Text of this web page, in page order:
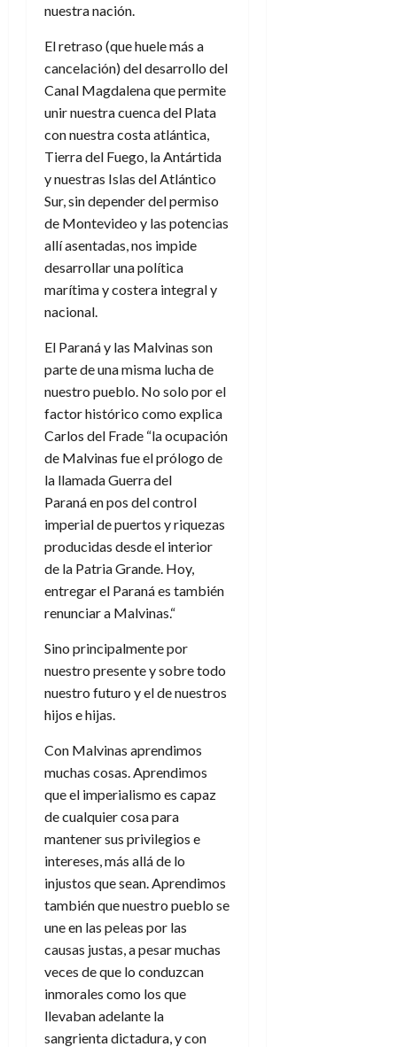
nuestra nación.
El retraso (que huele más a
cancelación) del desarrollo del
Canal Magdalena que permite
unir nuestra cuenca del Plata
con nuestra costa atlántica,
Tierra del Fuego, la Antártida
y nuestras Islas del Atlántico
Sur, sin depender del permiso
de Montevideo y las potencias
allí asentadas, nos impide
desarrollar una política
marítima y costera integral y
nacional.
El Paraná y las Malvinas son
parte de una misma lucha de
nuestro pueblo. No solo por el
factor histórico como explica
Carlos del Frade “la ocupación
de Malvinas fue el prólogo de
la llamada Guerra del
Paraná en pos del control
imperial de puertos y riquezas
producidas desde el interior
de la Patria Grande. Hoy,
entregar el Paraná es también
renunciar a Malvinas.“
Sino principalmente por
nuestro presente y sobre todo
nuestro futuro y el de nuestros
hijos e hijas.
Con Malvinas aprendimos
muchas cosas. Aprendimos
que el imperialismo es capaz
de cualquier cosa para
mantener sus privilegios e
intereses, más allá de lo
injustos que sean. Aprendimos
también que nuestro pueblo se
une en las peleas por las
causas justas, a pesar muchas
veces de que lo conduzcan
inmorales como los que
llevaban adelante la
sangrienta dictadura, y con